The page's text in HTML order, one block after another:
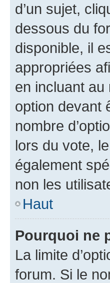
d’un sujet,
dessous du
disponible, il
appropriées
en incluant
option devant
nombre
lors du vote,
également
non les
Haut
Pourquoi ne
La limite
forum. Si le